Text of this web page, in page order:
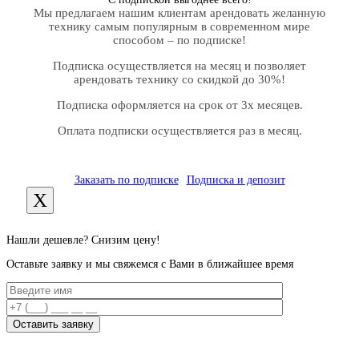
Мы предлагаем нашим клиентам арендовать желанную
технику самым популярным в современном мире
способом – по подписке!
Подписка осуществляется на месяц и позволяет
арендовать технику со скидкой до 30%!
Подписка оформляется на срок от 3х месяцев.
Оплата подписки осуществляется раз в месяц.
Заказать по подписке Подписка и депозит
X
Нашли дешевле? Снизим цену!
Оставьте заявку и мы свяжемся с Вами в ближайшее время